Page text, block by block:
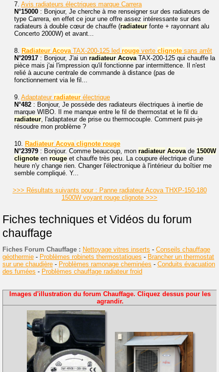
7. Avis radiateurs électriques marque Carrera
N°15000 : Bonjour, Je cherche à me renseigner sur des radiateurs de
type Carrera, en effet ce jour une offre assez intéressante sur des
radiateurs à double cœur de chauffe (radiateur fonte + rayonnant alu
Concerto 2000W) et avant...
8. Radiateur AcovaTAX-200-125 led rouge verte clignote sans arrêt
N°20917 : Bonjour, J'ai un radiateur AcovaTAX-200-125 qui chauffe la
pièce mais j'ai l'impression qu'il fonctionne par intermittence. Il n'est
relié à aucune centrale de commande à distance (pas de
fonctionnement via le fil...
9. Adaptateur radiateur électrique
N°482 : Bonjour, Je possède des radiateurs électriques à inertie de
marque WIBO. Il me manque entre le fil de thermostat et le fil du
radiateur, l'adaptateur de prise ou thermocouple. Comment puis-je
résoudre mon problème ?
10. Radiateur Acova clignote rouge
N°23979 : Bonjour. Comme beaucoup, mon radiateur Acovade 1500W
clignote en rouge et chauffe très peu. La coupure électrique d'une
heure n'y change rien. Changer l'électronique à l'intérieur du boîtier me
semble compliqué. Y...
>>> Résultats suivants pour : Panne radiateur Acova THXP-150-180
1500W voyant rouge clignote >>>
Fiches techniques et Vidéos du forum
chauffage
Fiches Forum Chauffage : Nettoyage vitres inserts - Conseils chauffage
géothermie - Problèmes robinets thermostatiques - Brancher un thermostat
sur une chaudière - Problèmes ramonage cheminées - Conduits évacuation
des fumées - Problèmes chauffage radiateur froid
Images d'illustration du forum Chauffage. Cliquez dessus pour les
agrandir.